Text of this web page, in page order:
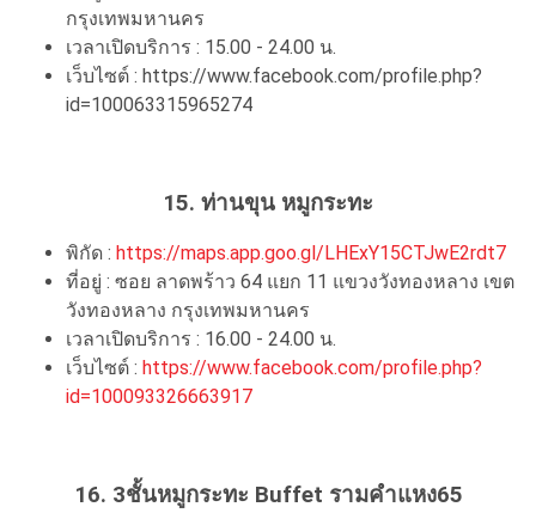
กรุงเทพมหานคร
เวลาเปิดบริการ : 15.00 - 24.00 น.
เว็บไซต์ : https://www.facebook.com/profile.php?
id=100063315965274
15. ท่านขุน หมูกระทะ
พิกัด : https://maps.app.goo.gl/LHExY15CTJwE2rdt7
ที่อยู่ : ซอย ลาดพร้าว 64 แยก 11 แขวงวังทองหลาง เขต
วังทองหลาง กรุงเทพมหานคร
เวลาเปิดบริการ : 16.00 - 24.00 น.
เว็บไซต์ : https://www.facebook.com/profile.php?
id=100093326663917
16. 3ชั้นหมูกระทะ Buffet รามคำแหง65